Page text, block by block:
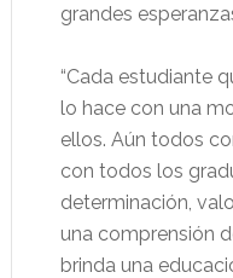
grandes
“Cada estudiante
lo hace con una
ellos. Aún todos
con todos los
determinación,
una comprensión
brinda una